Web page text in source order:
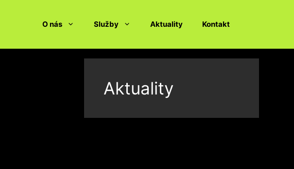
O nás Služby Aktuality Kontakt
Aktuality